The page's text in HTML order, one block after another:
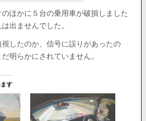
ほかに５台の乗用車が破損しました
出ませんでした。
視したのか、信号に誤りがあったの
明らかにされていません。
す